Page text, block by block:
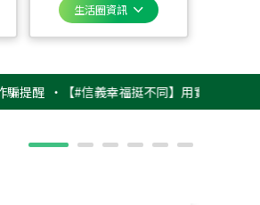
生活圈資訊
‧【#信義幸福挺不同】用實力，讓升職免抽